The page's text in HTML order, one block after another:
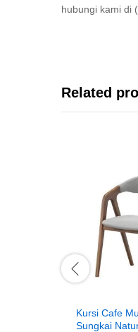
hubungi kami di
Related
Kursi Cafe
Sungkai